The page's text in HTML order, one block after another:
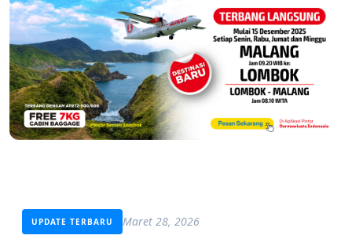
UPDATE TERBARU Maret 28, 2026